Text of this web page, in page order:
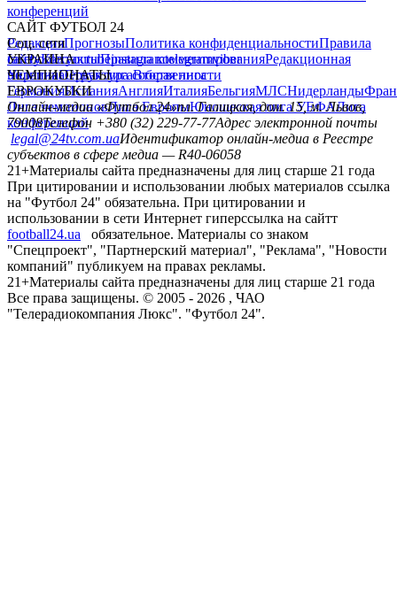
конференций
САЙТ ФУТБОЛ 24
РедакцияПрогнозыПолитика конфиденциальностиПравила
сайтуКонтактыПравила комментированияРедакционная
политикаСтруктура собственности
Соц. сети
facebookxyoutubeinstagramtelegramviber
УКРАИНА
УкраинаПервая лигаВторая лига
ЧЕМПИОНАТЫ
ГерманияИспанияАнглияИталияБельгияМЛСНидерланды
ЕВРОКУБКИ
Лига чемпионовЛига ЕвропыЮношеская лига УЕФАЛига
конференций
Онлайн-медиа «Футбол 24»пл. Галицкая, дом. 15, м. Львов,
79008Телефон +380 (32) 229-77-77Адрес электронной почты
legal@24tv.com.uaИдентификатор онлайн-медиа в Реестре
субъектов в сфере медиа — R40-06058
21+Материалы сайта предназначены для лиц старше 21 года
При цитировании и использовании любых материалов ссылка
на "Футбол 24" обязательна. При цитировании и
использовании в сети Интернет гиперссылка на сайтт
football24.ua
обязательное. Материалы со знаком
"Спецпроект", "Партнерский материал", "Реклама", "Новости
компаний" публикуем на правах рекламы.
21+Материалы сайта предназначены для лиц старше 21 года
Все права защищены. © 2005 - 2026 , ЧАО
"Телерадиокомпания Люкс". "Футбол 24".